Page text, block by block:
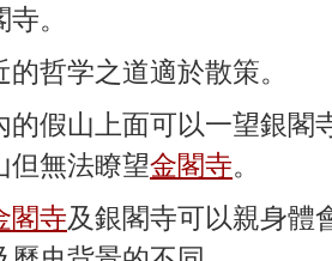
。
的哲学之道適於散策。
的假山上面可以一望銀閣
但無法瞭望金閣寺。
閣寺及銀閣寺可以親身體